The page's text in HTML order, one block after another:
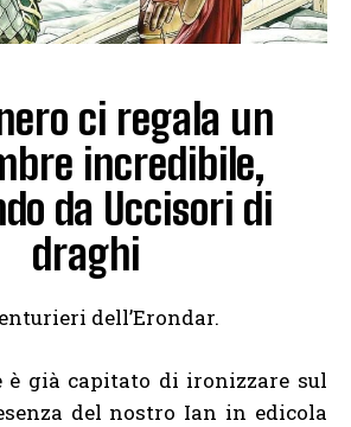
ci regala un
incredibile,
da Uccisori di
draghi
dell’Erondar.
è già capitato di ironizzare sul
del nostro Ian in edicola